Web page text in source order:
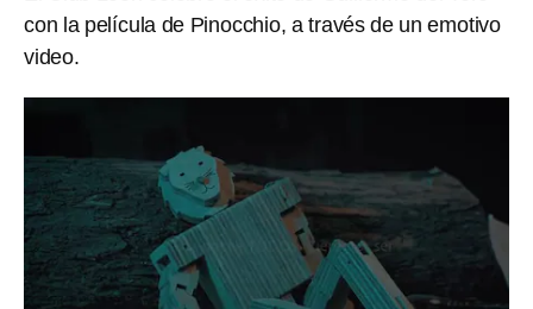
con la película de Pinocchio, a través de un emotivo
video.